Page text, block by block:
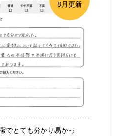
8月更新
でとても分かり易かっ